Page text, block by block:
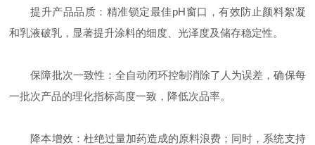
提升产品品质：精准锁定最佳pH窗口，有效防止颜料絮凝
和乳液破乳，显著提升涂料的细度、光泽度及储存稳定性。
保障批次一致性：全自动闭环控制消除了人为误差，确保每
一批次产品的理化指标高度一致，降低次品率。
降本增效：杜绝过量加药造成的原料浪费；同时，系统支持